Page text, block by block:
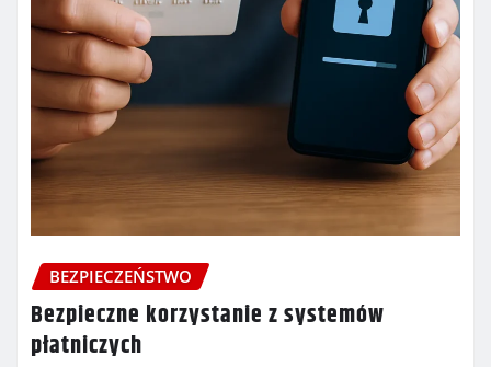
BEZPIECZEŃSTWO
Bezpieczne korzystanie z systemów
płatniczych